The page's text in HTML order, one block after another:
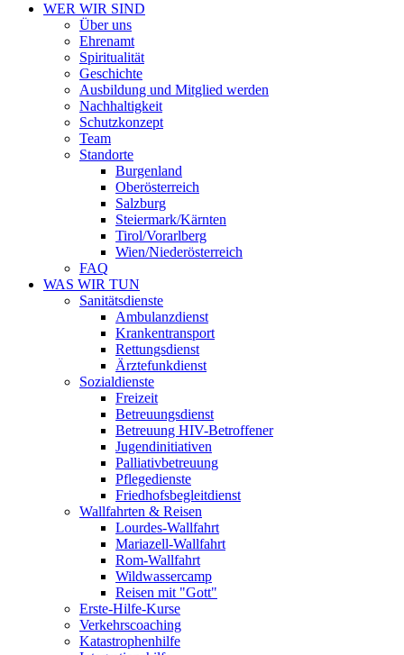
WER WIR SIND
Über uns
Ehrenamt
Spiritualität
Geschichte
Ausbildung und Mitglied werden
Nachhaltigkeit
Schutzkonzept
Team
Standorte
Burgenland
Oberösterreich
Salzburg
Steiermark/Kärnten
Tirol/Vorarlberg
Wien/Niederösterreich
FAQ
WAS WIR TUN
Sanitätsdienste
Ambulanzdienst
Krankentransport
Rettungsdienst
Ärztefunkdienst
Sozialdienste
Freizeit
Betreuungsdienst
Betreuung HIV-Betroffener
Jugendinitiativen
Palliativbetreuung
Pflegedienste
Friedhofsbegleitdienst
Wallfahrten & Reisen
Lourdes-Wallfahrt
Mariazell-Wallfahrt
Rom-Wallfahrt
Wildwassercamp
Reisen mit "Gott"
Erste-Hilfe-Kurse
Verkehrscoaching
Katastrophenhilfe